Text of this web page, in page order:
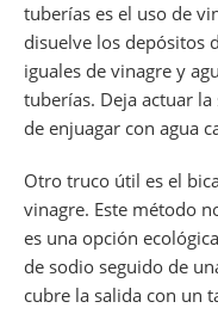
tuberías es el uso de
disuelve los depósitos
iguales de vinagre y
tuberías. Deja actuar
de enjuagar con agua
Otro truco útil es el
vinagre. Este método
es una opción
de sodio seguido de
cubre la salida con un